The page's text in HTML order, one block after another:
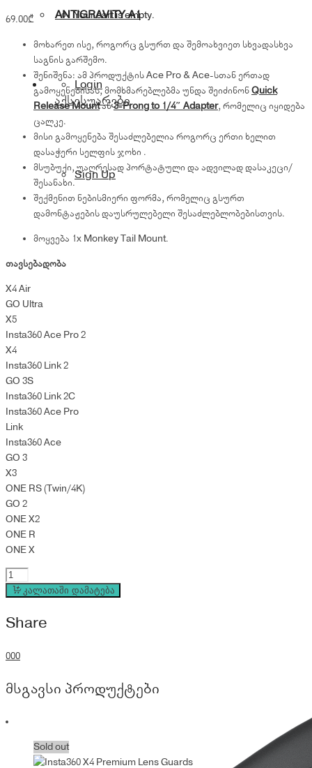
Your cart is empty.
Login
Sign Up
ANTIGRAVITY A1
აქსესუარები
69.00₾
მოხარეთ ისე, როგორც გსურთ და შემოახვიეთ სხვადასხვა
საგნის გარშემო.
შენიშვნა: ამ პროდუქტის Ace Pro & Ace-სთან ერთად
გამოყენებისას, მომხმარებლებმა უნდა შეიძინონQuick
Release Mountან3-Prong to 1/4″ Adapter, რომელიც იყიდება
ცალკე.
მისი გამოყენება შესაძლებელია როგორც ერთი ხელით
დასაჭერი სელფის ჯოხი .
მსუბუქი, უაღრესად პორტატული და ადვილად დასაკეცი/
შესანახი.
შექმენით ნებისმიერი ფორმა, რომელიც გსურთ
დამონტაჟების დაუსრულებელი შესაძლებლობებისთვის.
მოყვება 1x Monkey Tail Mount.
თავსებადობა
X4 Air
GO Ultra
X5
Insta360 Ace Pro 2
X4
Insta360 Link 2
GO 3S
Insta360 Link 2C
Insta360 Ace Pro
Link
Insta360 Ace
GO 3
X3
ONE RS (Twin/4K)
GO 2
ONE X2
ONE R
ONE X
Insta360
Monkey
Mount
კალათაში დამატება
Share
000
მსგავსი პროდუქტები
Sold out